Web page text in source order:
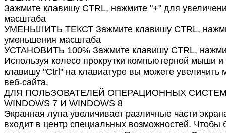
Зажмите клавишу CTRL, нажмите "+" для
масштаба
УМЕНЬШИТЬ ТЕКСТ Зажмите клавишу CTRL,
уменьшения масштаба
УСТАНОВИТЬ 100% Зажмите клавишу CTRL,
Используя колесо прокрутки компьютерной мыши
клавишу "Ctrl" на клавиатуре вы можете увеличить
веб-сайта.
ДЛЯ ПОЛЬЗОВАТЕЛЕЙ ОПЕРАЦИОННЫХ
WINDOWS 7 И WINDOWS 8
Экранная лупа увеличивает различные части
входит в центр специальных возможностей. Чтобы